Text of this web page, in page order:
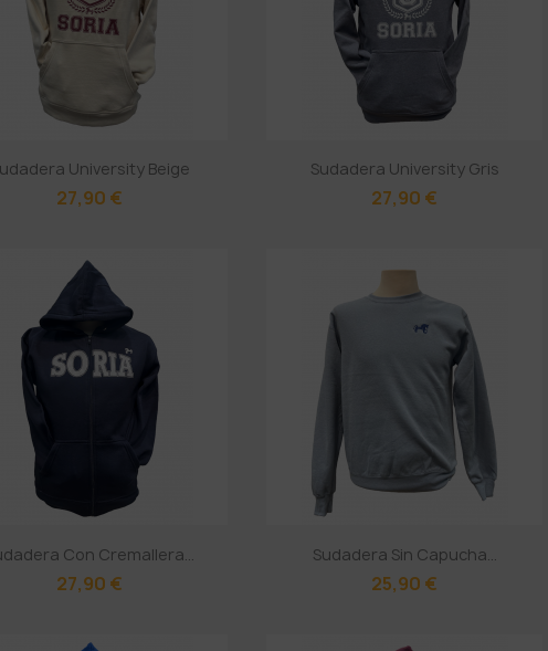
University Beige
27,90 €
Sudadera University Gris
27,90 €
Con Cremallera...
27,90 €
Sudadera Sin Capucha...
25,90 €